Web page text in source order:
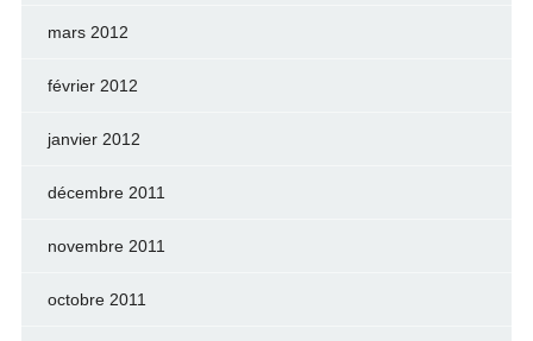
mars 2012
février 2012
janvier 2012
décembre 2011
novembre 2011
octobre 2011